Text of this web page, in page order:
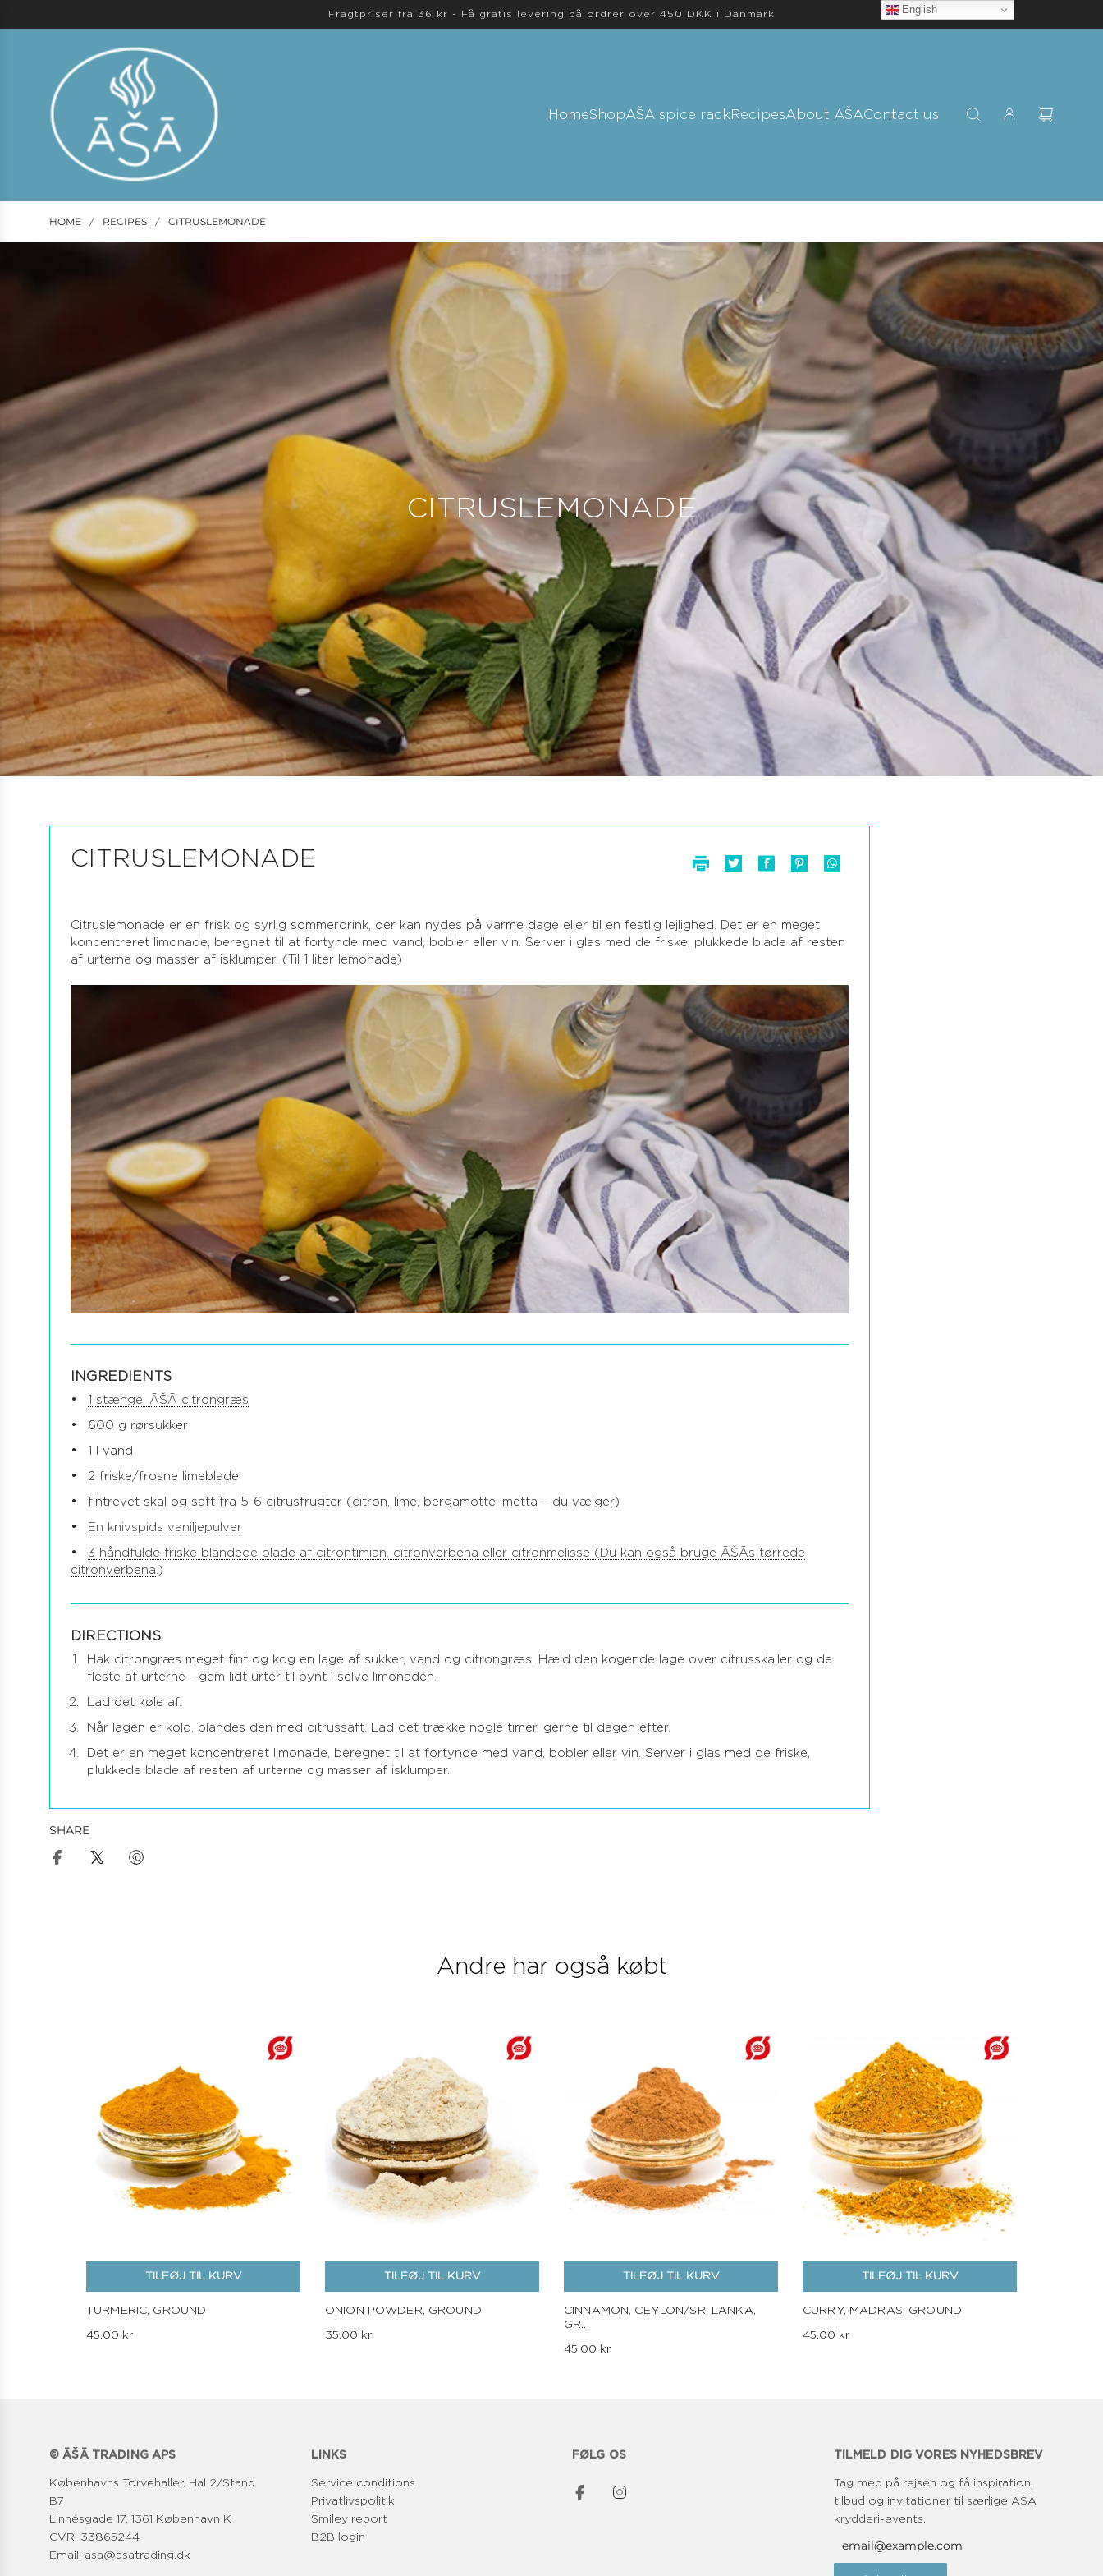
Fragtpriser fra 36 kr - Få gratis levering på ordrer over 450 DKK i Danmark
HomeShopAŠA spice rack RecipesAbout AŠAContact us
HOME / RECIPES / CITRUSLEMONADE
CITRUSLEMONADE
CITRUSLEMONADE
Citruslemonade er en frisk og syrlig sommerdrink, der kan nydes på varme dage eller til en festlig lejlighed. Det er en meget
koncentreret limonade, beregnet til at fortynde med vand, bobler eller vin. Server i glas med de friske, plukkede blade af resten
af urterne og masser af isklumper. (Til 1 liter lemonade)
INGREDIENTS
1 stængel ĀŠĀ citrongræs
600 g rørsukker
1 l vand
2 friske/frosne limeblade
fintrevet skal og saft fra 5-6 citrusfrugter (citron, lime, bergamotte, metta – du vælger)
En knivspids vaniljepulver
3 håndfulde friske blandede blade af citrontimian, citronverbena eller citronmelisse (Du kan også bruge ĀŠĀs tørrede
citronverbena .)
DIRECTIONS
Hak citrongræs meget fint og kog en lage af sukker, vand og citrongræs. Hæld den kogende lage over citrusskaller og de
fleste af urterne - gem lidt urter til pynt i selve limonaden.
Lad det køle af.
Når lagen er kold, blandes den med citrussaft. Lad det trække nogle timer, gerne til dagen efter.
Det er en meget koncentreret limonade, beregnet til at fortynde med vand, bobler eller vin. Server i glas med de friske,
plukkede blade af resten af urterne og masser af isklumper.
SHARE
Andre har også købt
TILFØJ TIL KURV
TURMERIC, GROUND
45.00 kr
TILFØJ TIL KURV
ONION POWDER, GROUND
35.00 kr
TILFØJ TIL KURV
CINNAMON, CEYLON/SRI LANKA,
GR...
45.00 kr
TILFØJ TIL KURV
CURRY, MADRAS, GROUND
45.00 kr
© ĀŠĀ TRADING APS
Københavns Torvehaller, Hal 2/Stand
B7
Linnésgade 17, 1361 København K
CVR: 33865244
Email: asa@asatrading.dk
LINKS
Service conditions
Privatlivspolitik
Smiley report
B2B login
FØLG OS TILMELD DIG VORES NYHEDSBREV
Tag med på rejsen og få inspiration,
tilbud og invitationer til særlige ĀŠĀ
krydderi-events.
English